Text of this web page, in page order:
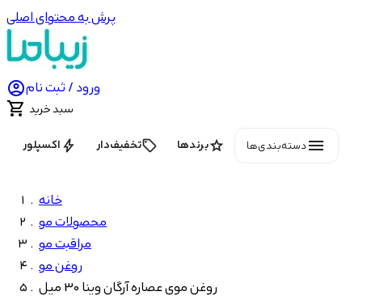
پرش به محتوای اصلی
ورود / ثبت نام
 سبد خرید
menuدسته‌بندی‌ها starبرندها local_offerتخفیف‌دار boltاکسپلور
خانه
محصولات مو
مراقبت مو
روغن مو
روغن موی عصاره آرگان وینا 30 میل